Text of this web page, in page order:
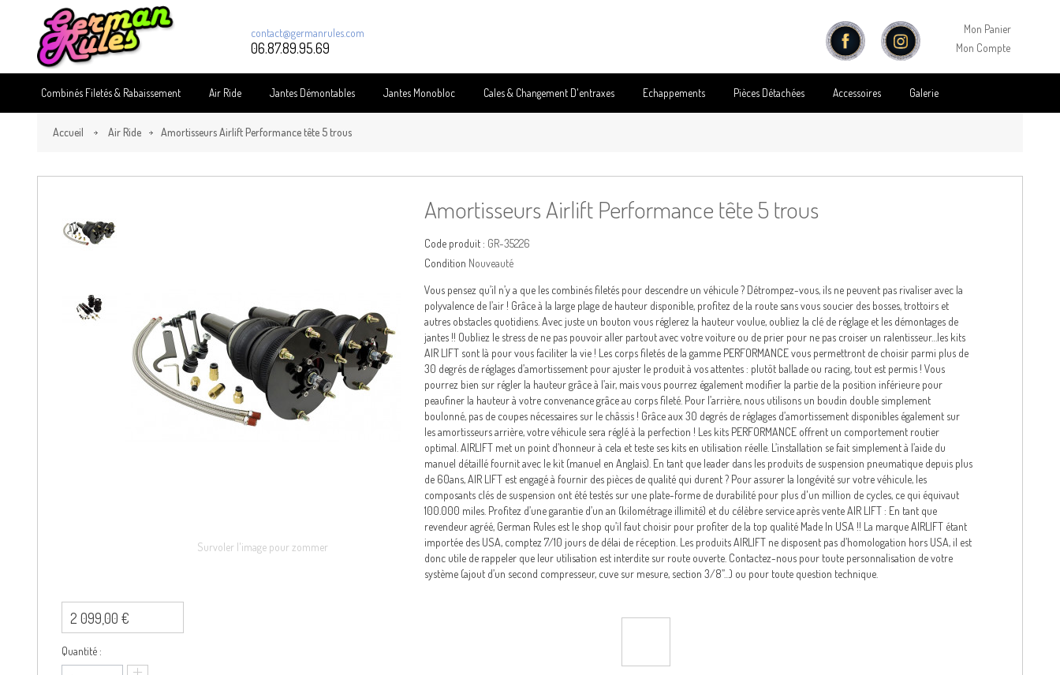
contact@germanrules.com
06.87.89.95.69
Mon Panier
Mon Compte
Combinés Filetés & Rabaissement Air Ride Jantes Démontables Jantes Monobloc Cales & Changement D'entraxes Echappements Pièces Détachées Accessoires Galerie
Accueil Air Ride Amortisseurs Airlift Performance tête 5 trous
Survoler l'image pour zommer
Amortisseurs Airlift Performance tête 5 trous
Code produit : GR-35226
Condition Nouveauté
Vous pensez qu’il n’y a que les combinés filetés pour descendre un véhicule ? Détrompez-vous, ils ne peuvent pas rivaliser avec la
polyvalence de l’air ! Grâce à la large plage de hauteur disponible, profitez de la route sans vous soucier des bosses, trottoirs et
autres obstacles quotidiens. Avec juste un bouton vous réglerez la hauteur voulue, oubliez la clé de réglage et les démontages de
jantes !! Oubliez le stress de ne pas pouvoir aller partout avec votre voiture ou de prier pour ne pas croiser un ralentisseur…les kits
AIR LIFT sont là pour vous faciliter la vie ! Les corps filetés de la gamme PERFORMANCE vous permettront de choisir parmi plus de
30 degrés de réglages d’amortissement pour ajuster le produit à vos attentes : plutôt ballade ou racing, tout est permis ! Vous
pourrez bien sur régler la hauteur grâce à l’air, mais vous pourrez également modifier la partie de la position inférieure pour
peaufiner la hauteur à votre convenance grâce au corps fileté. Pour l’arrière, nous utilisons un boudin double simplement
boulonné, pas de coupes nécessaires sur le châssis ! Grâce aux 30 degrés de réglages d’amortissement disponibles également sur
les amortisseurs arrière, votre véhicule sera réglé à la perfection ! Les kits PERFORMANCE offrent un comportement routier
optimal. AIRLIFT met un point d’honneur à cela et teste ses kits en utilisation réelle. L’installation se fait simplement à l’aide du
manuel détaillé fournit avec le kit (manuel en Anglais). En tant que leader dans les produits de suspension pneumatique depuis plus
de 60ans, AIR LIFT est engagé à fournir des pièces de qualité qui durent ? Pour assurer la longévité sur votre véhicule, les
composants clés de suspension ont été testés sur une plate-forme de durabilité pour plus d'un million de cycles, ce qui équivaut
100.000 miles. Profitez d’une garantie d’un an (kilométrage illimité) et du célèbre service après vente AIR LIFT : En tant que
revendeur agréé, German Rules est le shop qu’il faut choisir pour profiter de la top qualité Made In USA !! La marque AIRLIFT étant
importée des USA, comptez 7/10 jours de délai de réception. Les produits AIRLIFT ne disposent pas d’homologation hors USA, il est
donc utile de rappeler que leur utilisation est interdite sur route ouverte. Contactez-nous pour toute personnalisation de votre
système (ajout d’un second compresseur, cuve sur mesure, section 3/8’’…) ou pour toute question technique.
2 099,00 €
Quantité :